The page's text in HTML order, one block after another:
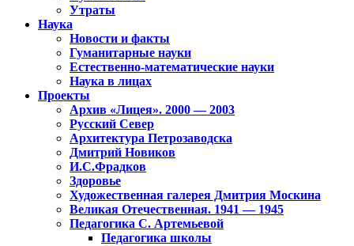
Утраты
Наука
Новости и факты
Гуманитарные науки
Естественно-математические науки
Наука в лицах
Проекты
Архив «Лицея». 2000 — 2003
Русский Север
Архитектура Петрозаводска
Дмитрий Новиков
И.С.Фрадков
Здоровье
Художественная галерея Дмитрия Москина
Великая Отечественная. 1941 — 1945
Педагогика С. Артемьевой
Педагогика школы